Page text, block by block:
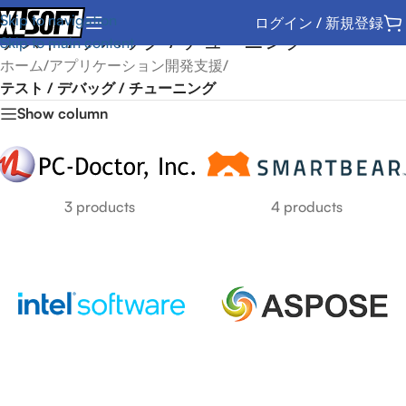
Skip to navigation
Skip to main content
ログイン / 新規登録
テスト / デバッグ / チューニング
ホーム/アプリケーション開発支援/
テスト / デバッグ / チューニング
Show column
3 products 4 products